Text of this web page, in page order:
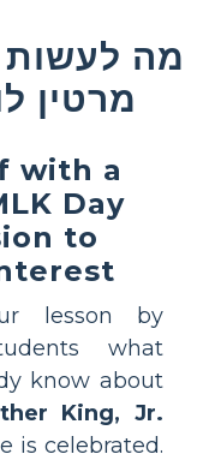
מה לעשות
מרטין
with a
Day
to
lesson by
what
know about
King, Jr.
is celebrated.